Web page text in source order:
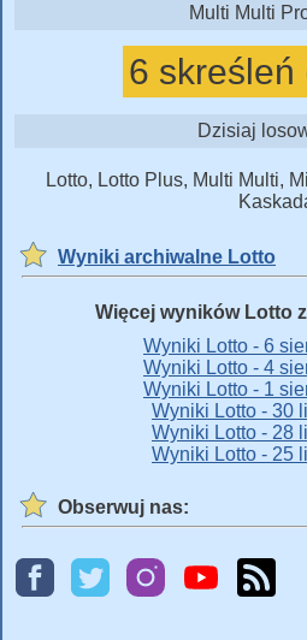
Multi Multi
6 skreśleń
Dzisiaj
Lotto, Lotto Plus, Multi Multi,
Wyniki archiwalne Lotto
Więcej wyników Lotto
Wyniki Lotto - 6
Wyniki Lotto - 4
Wyniki Lotto - 1
Wyniki Lotto - 30
Wyniki Lotto - 28
Wyniki Lotto - 25
Obserwuj nas: